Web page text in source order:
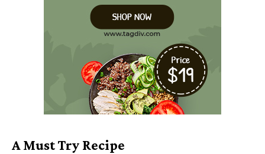
A Must Try Recipe